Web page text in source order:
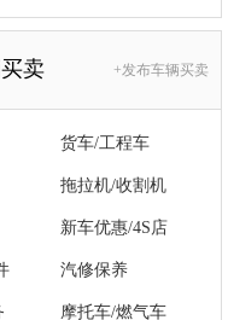
卖 +发布车辆买卖
货车/工程车
拖拉机/收割机
新车优惠/4S店
汽修保养
摩托车/燃气车